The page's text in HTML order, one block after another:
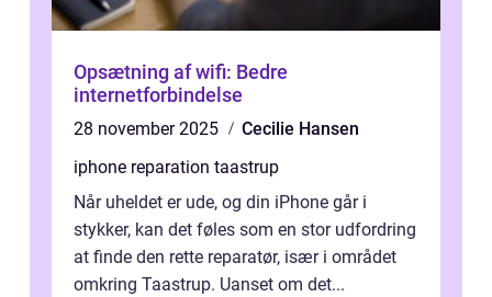
Opsætning af wifi: Bedre
internetforbindelse
28 november 2025
Cecilie Hansen
iphone reparation taastrup
Når uheldet er ude, og din iPhone går i
stykker, kan det føles som en stor udfordring
at finde den rette reparatør, især i området
omkring Taastrup. Uanset om det...